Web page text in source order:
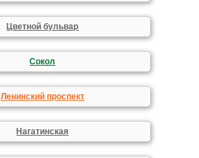
Цветной бульвар
Сокол
Ленинский проспект
Нагатинская